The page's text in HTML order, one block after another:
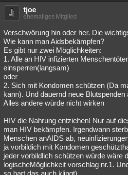
tjoe
ehemaliges Mitglied
Verschwörung hin oder her. Die
Wie kann man Aidsbekämpfen?
Es gibt nur zwei Möglichkeiten:
1. Alle an HIV infizierten
einsperren(langsam)
oder
2. Sich mit Kondomen schützen (Da
kann). Und dauernd neue
Alles andere würde nicht wirken
HIV die Nahrung entziehen! Nur auf
man HIV bekämpfen. Irgendwann
Menschen anAIDS ab,
ja vorbildich mit Kondomen
jeder vorbildlich schützen würde wäre
logischeMöglichkeit vorschlag nr.1.
so hart das auch klingt)